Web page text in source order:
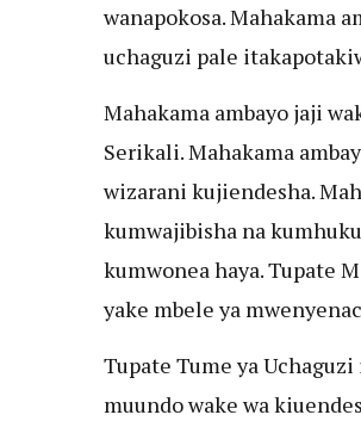
wanapokosa. Mahakama
uchaguzi pale
Mahakama ambayo jaji
Serikali. Mahakama
wizarani kujiendesha.
kumwajibisha na
kumwonea haya. Tupate
yake mbele ya
Tupate Tume ya
muundo wake wa